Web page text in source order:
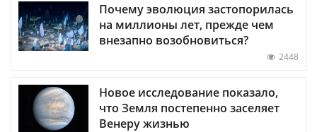
Почему эволюция застопорилась
на миллионы лет, прежде чем
внезапно возобновиться?
2448
Новое исследование показало,
что Земля постепенно заселяет
Венеру жизнью